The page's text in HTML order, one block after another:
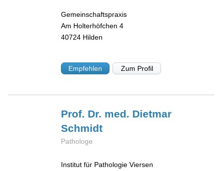
Gemeinschaftspraxis
Am Holterhöfchen 4
40724 Hilden
Empfehlen Zum Profil
Prof. Dr. med. Dietmar
Schmidt
Pathologe
Institut für Pathologie Viersen